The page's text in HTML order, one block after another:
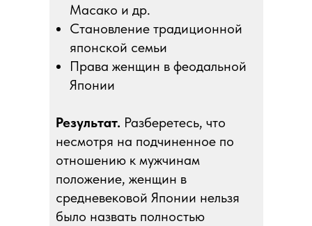
Масако и др.
Становление традиционной
японской семьи
Права женщин в феодальной
Японии
Результат. Разберетесь, что
несмотря на подчиненное по
отношению к мужчинам
положение, женщин в
средневековой Японии нельзя
было назвать полностью